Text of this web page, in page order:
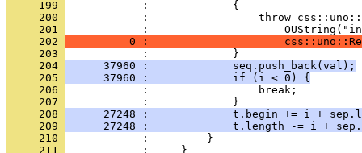
     199
     200
     201
     202
0 :
     203
     204
      37960 :             seq.push_back(val);
     205
      37960 :             if (i < 0) {
     206
     207
     208
27248 :             t.begin += i +
     209
27248 :             t.length -= i +
     210
     211